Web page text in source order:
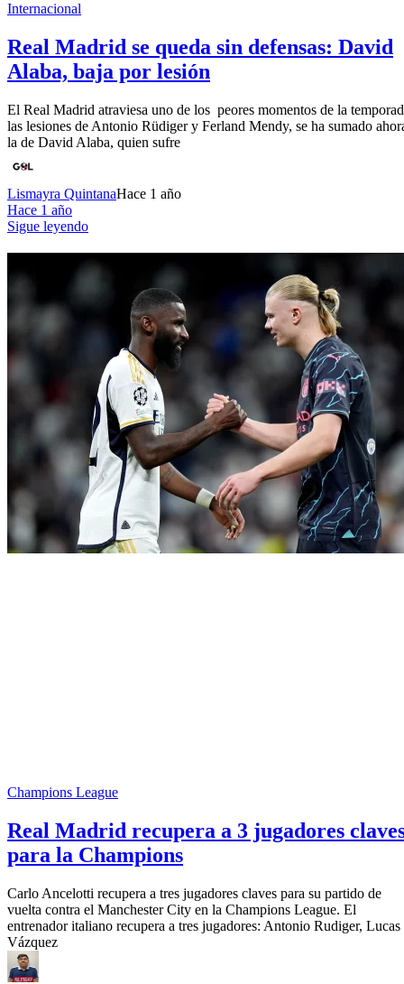
Internacional
Real Madrid se queda sin defensas: David
Alaba, baja por lesión
El Real Madrid atraviesa uno de los peores momentos de la
las lesiones de Antonio Rüdiger y Ferland Mendy, se ha sumado
la de David Alaba, quien sufre
Lismayra QuintanaHace 1 año
Hace 1 año
Sigue leyendo
Champions League
Real Madrid recupera a 3 jugadores
para la Champions
Carlo Ancelotti recupera a tres jugadores claves para su partido de
vuelta contra el Manchester City en la Champions League. El
entrenador italiano recupera a tres jugadores: Antonio Rudiger, Lucas
Vázquez